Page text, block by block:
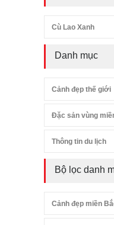
Cù Lao Xanh
Danh mục
Cảnh đẹp thế giới
Đặc sản vùng
Thông tin du lịch
Bộ lọc danh
Cảnh đẹp miền